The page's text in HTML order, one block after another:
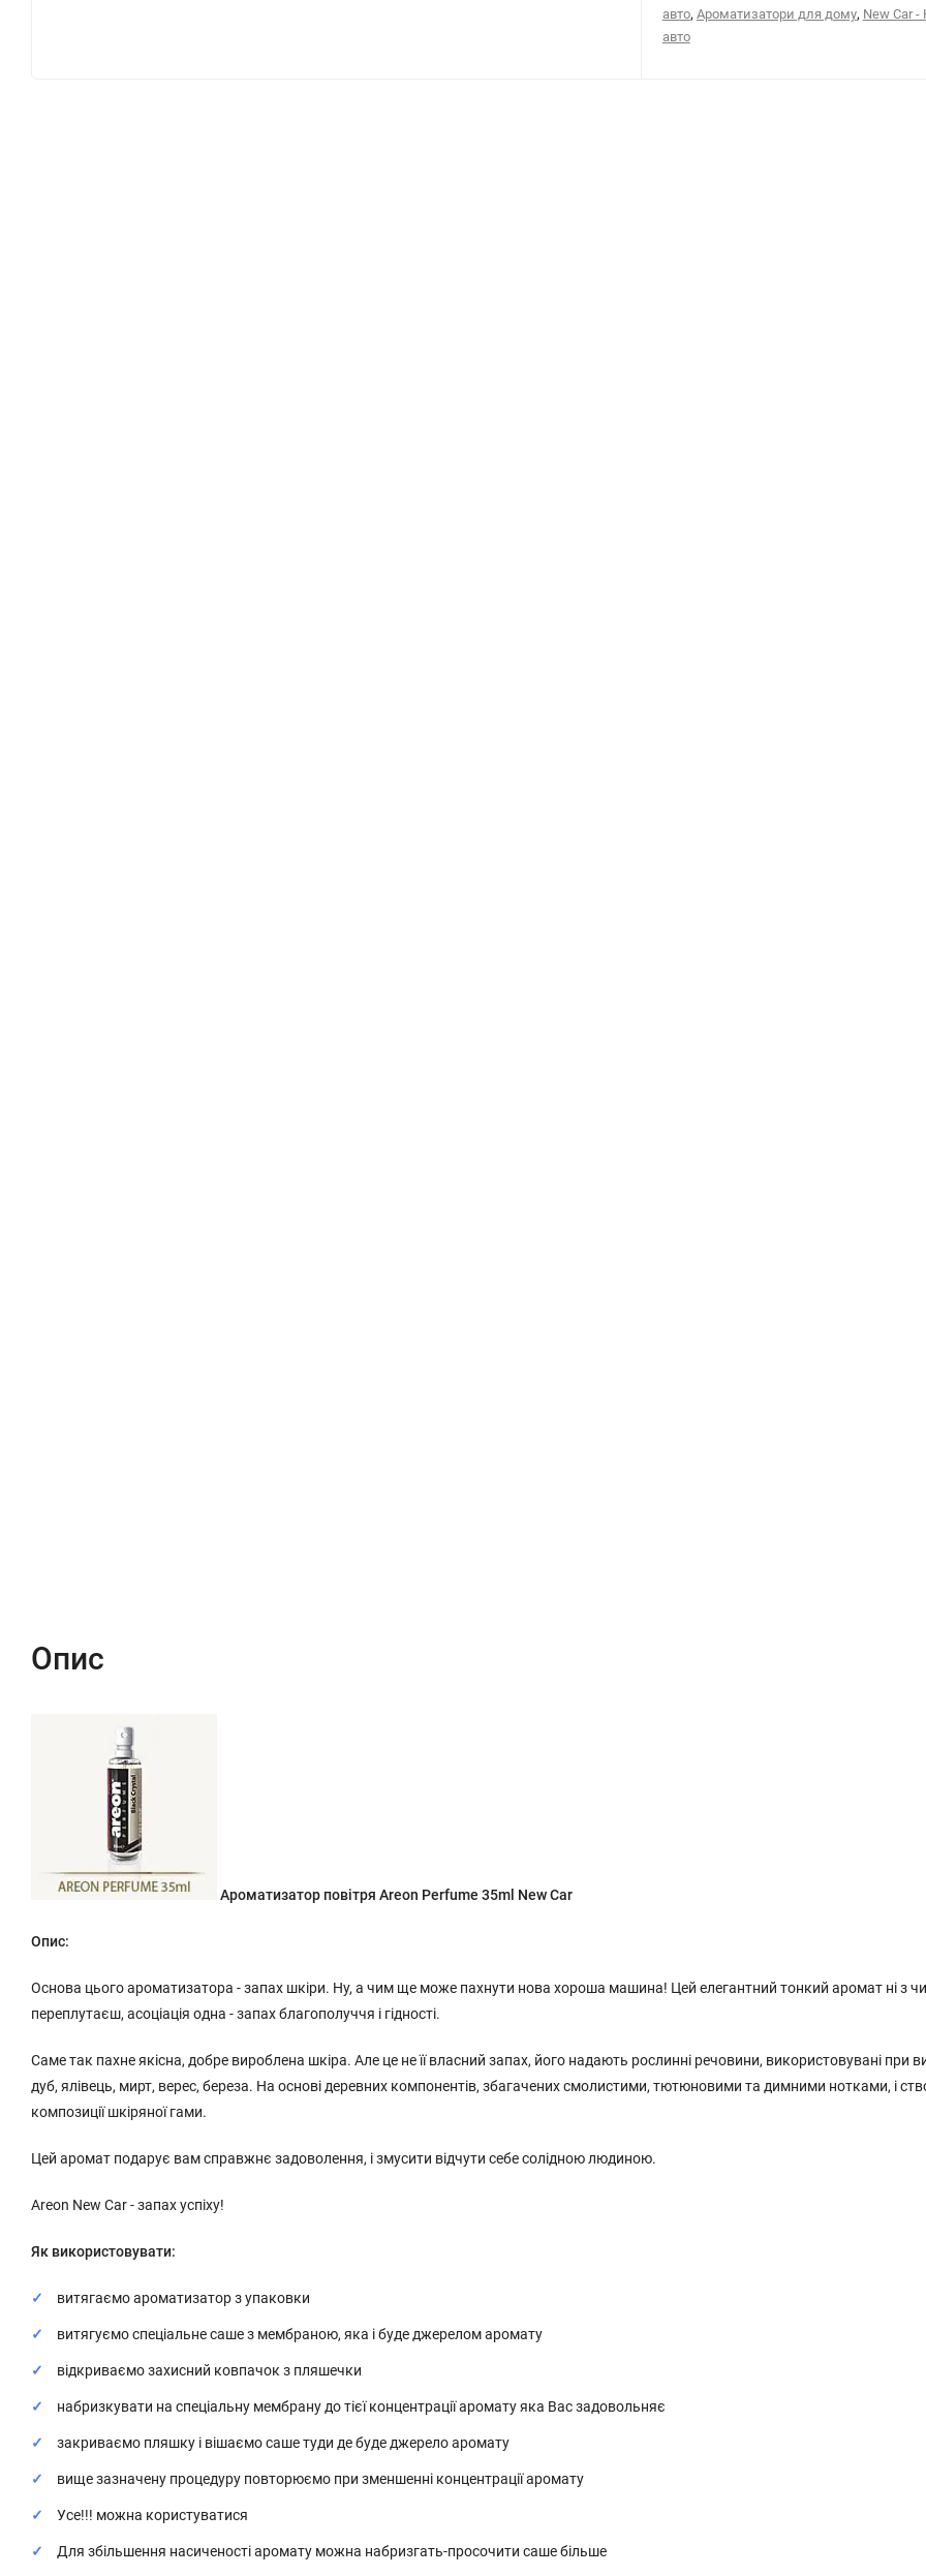
авто, Ароматизатори для дому, New Car -
авто
Опис
Ароматизатор повітря Areon Perfume 35ml New Car
Опис:
Основа цього ароматизатора - запах шкіри. Ну, а чим ще може пахнути нова хороша машина! Цей елегантний тонкий аромат ні з
переплутаєш, асоціація одна - запах благополуччя і гідності.
Саме так пахне якісна, добре вироблена шкіра. Але це не її власний запах, його надають рослинні речовини, використовувані при
дуб, ялівець, мирт, верес, береза. На основі деревних компонентів, збагачених смолистими, тютюновими та димними нотками, і
композиції шкіряної гами.
Цей аромат подарує вам справжнє задоволення, і змусити відчути себе солідною людиною.
Areon New Car - запах успіху!
Як використовувати:
витягаємо ароматизатор з упаковки
витягуємо спеціальне саше з мембраною, яка і буде джерелом аромату
відкриваємо захисний ковпачок з пляшечки
набризкувати на спеціальну мембрану до тієї концентрації аромату яка Вас задовольняє
закриваємо пляшку і вішаємо саше туди де буде джерело аромату
вище зазначену процедуру повторюємо при зменшенні концентрації аромату
Усе!!! можна користуватися
Для збільшення насиченості аромату можна набризгать-просочити саше більше